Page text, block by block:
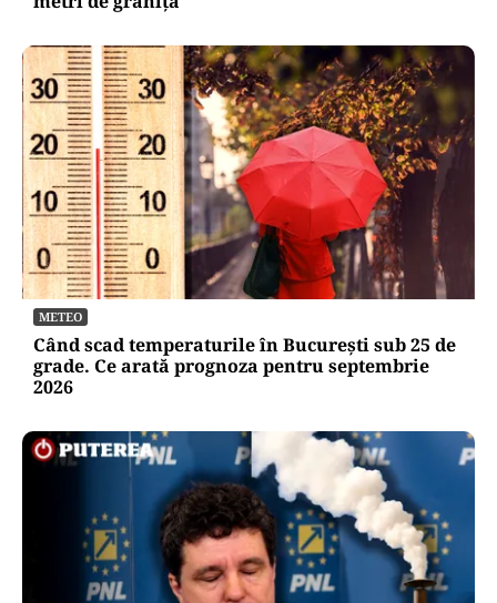
METEO
Când scad temperaturile în București sub 25 de
grade. Ce arată prognoza pentru septembrie
2026